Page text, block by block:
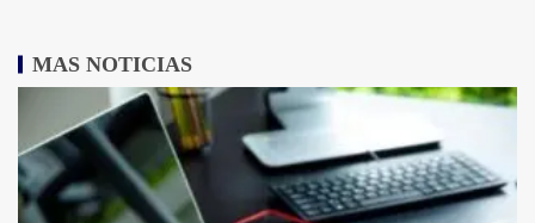
MAS NOTICIAS